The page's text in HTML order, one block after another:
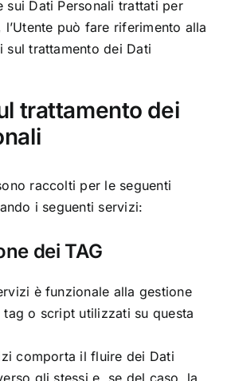
sui Dati Personali trattati per
può fare riferimento alla
sul trattamento dei Dati
trattamento dei
raccolti per le seguenti
i seguenti servizi:
dei TAG
è funzionale alla gestione
o script utilizzati su questa
comporta il fluire dei Dati
gli stessi e, se del caso, la